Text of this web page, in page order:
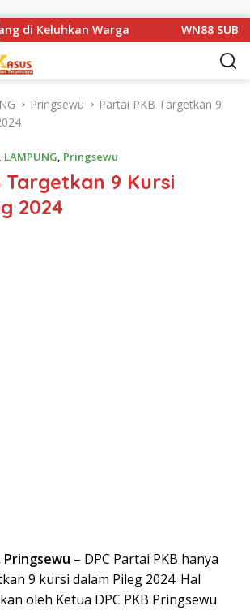
Warga WN88 SUB UNIT
Pringsewu
Partai PKB Targetkan 9
, LAMPUNG, Pringsewu
Targetkan 9 Kursi
2024
Pringsewu – DPC Partai PKB hanya
9 kursi dalam Pileg 2024. Hal
oleh Ketua DPC PKB Pringsewu